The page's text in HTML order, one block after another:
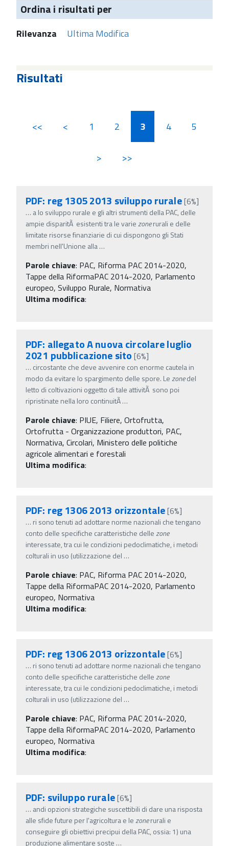
Ordina i risultati per
Rilevanza Ultima Modifica
Risultati
<< < 1 2 3 4 5
> >>
PDF: reg 1305 2013 sviluppo rurale[6%]
… a lo sviluppo rurale e gli altri strumenti della PAC, delle
ampie disparitÃ esistenti tra le variezonerurali e delle
limitate risorse finanziarie di cui dispongono gli Stati
membri nell'Unione alla…
Parole chiave: PAC, Riforma PAC 2014-2020,
Tappe della RiformaPAC 2014-2020, Parlamento
europeo, Sviluppo Rurale, Normativa
Ultima modifica:
PDF: allegato A nuova circolare luglio
2021 pubblicazione sito [6%]
… circostante che deve avvenire con enorme cautela in
modo da evitare lo spargimento delle spore. Lezonedel
letto di coltivazioni oggetto di tale attivitÃ sono poi
ripristinate nella loro continuitÃ…
Parole chiave: PIUE, Filiere, Ortofrutta,
Ortofrutta - Organizzazione produttori, PAC,
Normativa, Circolari, Ministero delle politiche
agricole alimentari e forestali
Ultima modifica:
PDF: reg 1306 2013 orizzontale[6%]
… ri sono tenuti ad adottare norme nazionali che tengano
conto delle specifiche caratteristiche dellezone
interessate, tra cui le condizioni pedoclimatiche, i metodi
colturali in uso (utilizzazione del …
Parole chiave: PAC, Riforma PAC 2014-2020,
Tappe della RiformaPAC 2014-2020, Parlamento
europeo, Normativa
Ultima modifica:
PDF: reg 1306 2013 orizzontale[6%]
… ri sono tenuti ad adottare norme nazionali che tengano
conto delle specifiche caratteristiche dellezone
interessate, tra cui le condizioni pedoclimatiche, i metodi
colturali in uso (utilizzazione del …
Parole chiave: PAC, Riforma PAC 2014-2020,
Tappe della RiformaPAC 2014-2020, Parlamento
europeo, Normativa
Ultima modifica:
PDF: sviluppo rurale[6%]
… andi opzioni strategiche suscettibili di dare una risposta
alle sfide future per l'agricoltura e lezonerurali e
conseguire gli obiettivi precipui della PAC, ossia: 1) una
produzione alimentare soste …